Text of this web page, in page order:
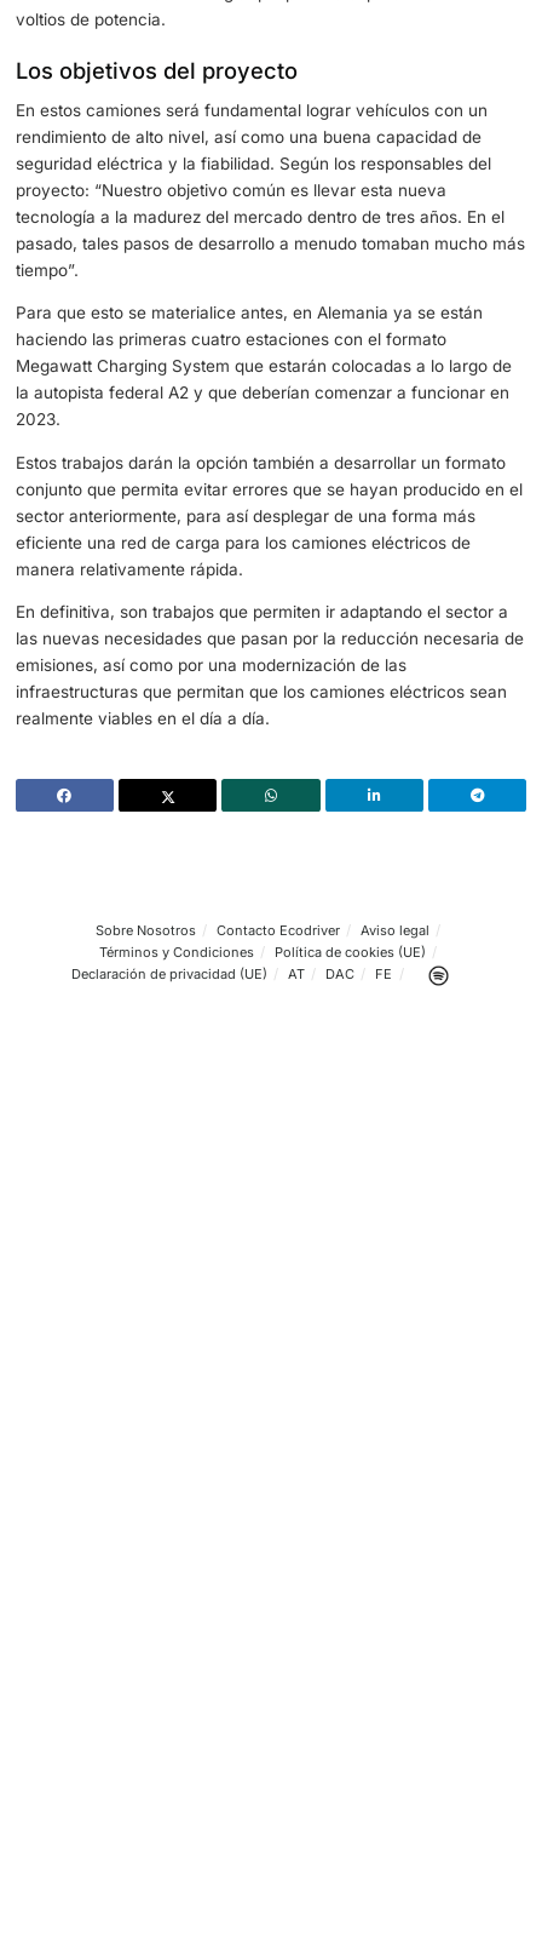
que permitan a los camiones realizar largas distancias,
contarán con cargas de varios megavatios, de tal modo
sola estación de carga pueda garantizar la misma
se daría en una estación en la que hay decenas de
Los responsables aseguran que para ello habrá que
marcha una nueva tecnología que permita superar los
voltios de potencia.
Los objetivos del proyecto
En estos camiones será fundamental lograr vehículos
rendimiento de alto nivel, así como una buena
seguridad eléctrica y la fiabilidad. Según los
proyecto: “Nuestro objetivo común es llevar esta nueva
tecnología a la madurez del mercado dentro de tres
pasado, tales pasos de desarrollo a menudo tomaban
tiempo”.
Para que esto se materialice antes, en Alemania ya se
haciendo las primeras cuatro estaciones con el formato
Megawatt Charging System que estarán colocadas a lo
la autopista federal A2 y que deberían comenzar a
2023.
Estos trabajos darán la opción también a desarrollar un
conjunto que permita evitar errores que se hayan
En definitiva, son trabajos que permiten ir adaptando el
las nuevas necesidades que pasan por la reducción